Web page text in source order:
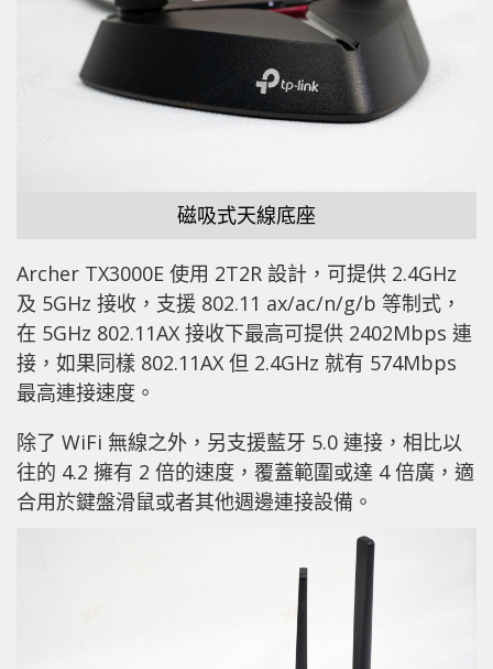
磁吸式天線底座
Archer TX3000E 使用 2T2R 設計，可提供 2.4GHz
及 5GHz 接收，支援 802.11 ax/ac/n/g/b 等制式，
在 5GHz 802.11AX 接收下最高可提供 2402Mbps 連
接，如果同樣 802.11AX 但 2.4GHz 就有 574Mbps
最高連接速度。
除了 WiFi 無線之外，另支援藍牙 5.0 連接，相比以
往的 4.2 擁有 2 倍的速度，覆蓋範圍或達 4 倍廣，適
合用於鍵盤滑鼠或者其他週邊連接設備。